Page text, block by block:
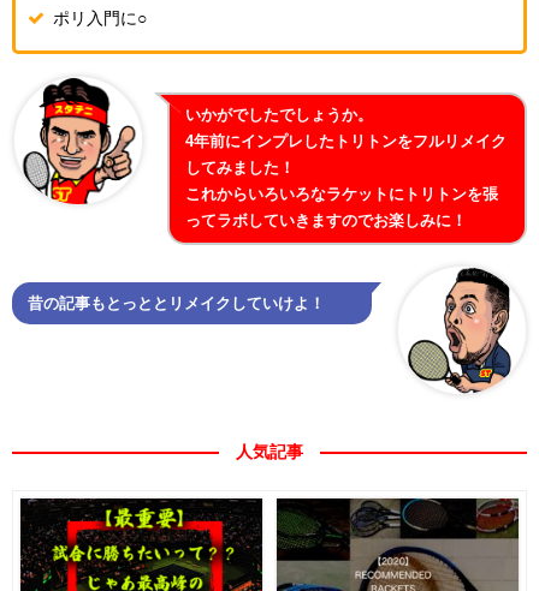
ポリ入門に○
いかがでしたでしょうか。
4年前にインプレしたトリトンをフルリメイク
してみました！
これからいろいろなラケットにトリトンを張
ってラボしていきますのでお楽しみに！
昔の記事もとっととリメイクしていけよ！
人気記事